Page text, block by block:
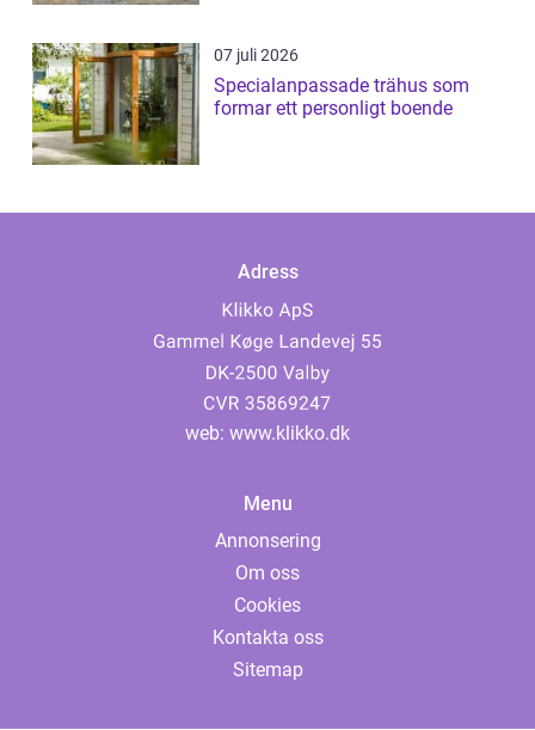
07 juli 2026
Specialanpassade trähus som
formar ett personligt boende
Adress
web: www.klikko.dk
Menu
Annonsering
Om oss
Cookies
Kontakta oss
Sitemap